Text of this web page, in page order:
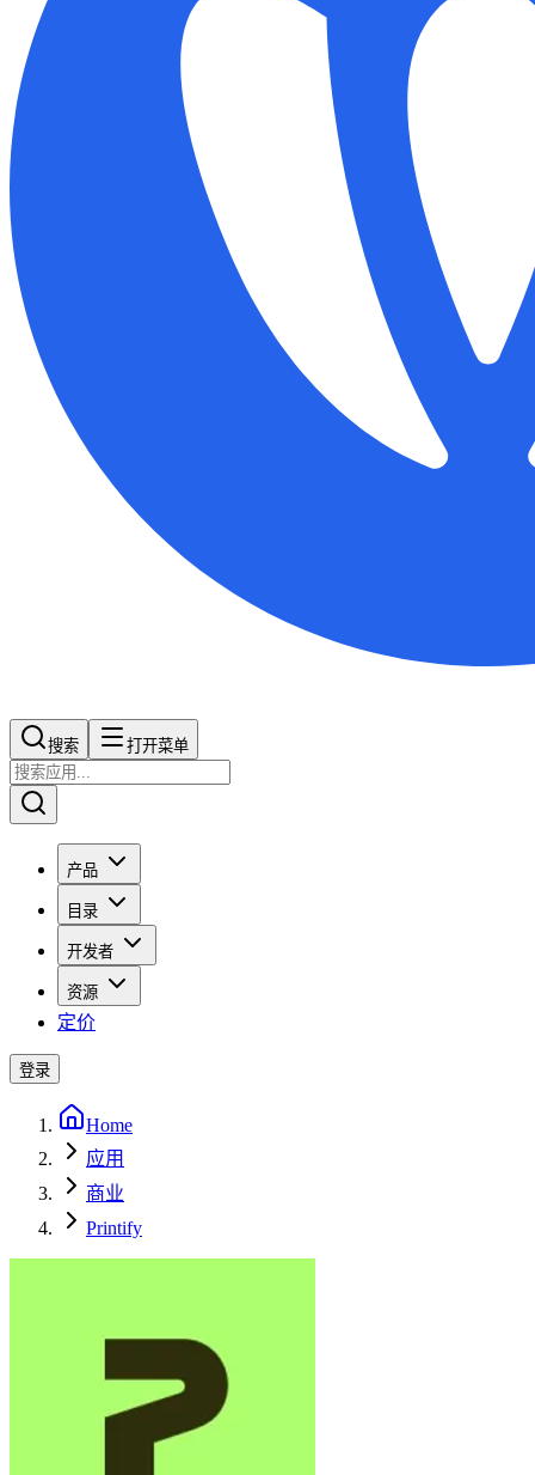
搜索​​​​ 打开菜单
产品
目录
开发者
资源
定价
登录
Home
应用
商业
Printify